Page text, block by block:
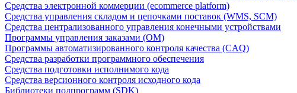
Средства электронной коммерции (ecommerce platform)
Средства управления складом и цепочками поставок (WMS, SCM)
Средства централизованного управления конечными устройствами
Программы управления заказами (OM)
Программы автоматизированного контроля качества (CAQ)
Средства разработки программного обеспечения
Средства подготовки исполнимого кода
Средства версионного контроля исходного кода
Библиотеки подпрограмм (SDK)